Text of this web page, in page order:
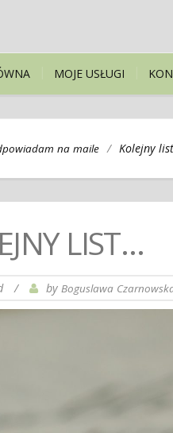
MOJE USŁUGI
na maile / Kolejny
LIST…
/ by Boguslawa